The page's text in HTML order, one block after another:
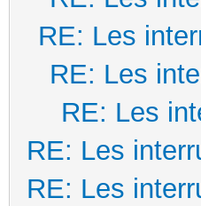
RE: Les
RE: Les
RE: Les
RE: Les
RE: Les